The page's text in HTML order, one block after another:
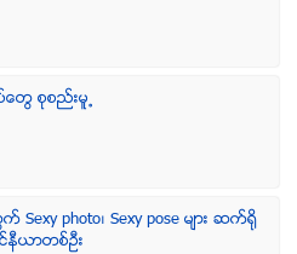
တြ စုစည္းမူ႕
Sexy photo၊ Sexy pose မ်ား ဆက္ရို
နီယာတစ္ဦး